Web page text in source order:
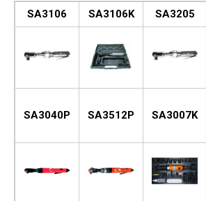
SA3106 SA3106K SA3205
SA3040P SA3512P SA3007K